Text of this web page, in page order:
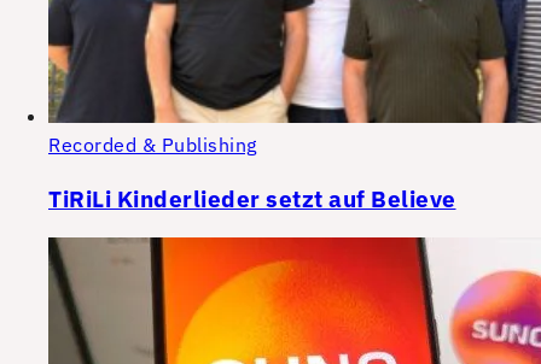
Recorded & Publishing
TiRiLi Kinderlieder setzt auf Believe